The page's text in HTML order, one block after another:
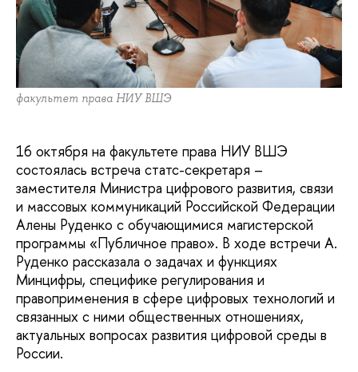
факультет права НИУ ВШЭ
16 октября на факультете права НИУ ВШЭ
состоялась встреча статс-секретаря –
заместителя Министра цифрового развития, связи
и массовых коммуникаций Российской Федерации
Алены Руденко с обучающимися магистерской
программы «Публичное право». В ходе встречи А.
Руденко рассказала о задачах и функциях
Минцифры, специфике регулирования и
правоприменения в сфере цифровых технологий и
связанных с ними общественных отношениях,
актуальных вопросах развития цифровой среды в
России.